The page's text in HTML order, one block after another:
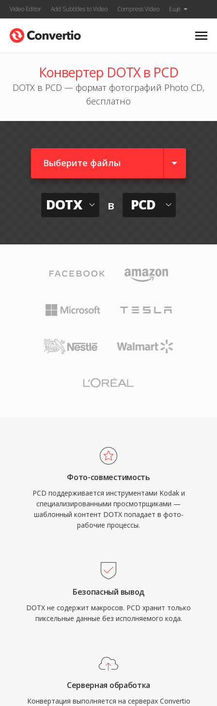
Video Editor Add Subtitles to Video Compress Video Ещё
Конвертер DOTX в PCD
DOTX в PCD — формат фотографий Photo CD,
бесплатно
Выберите файлы
DOTX в PCD
Фото-совместимость
PCD поддерживается инструментами Kodak и
специализированными просмотрщиками —
шаблонный контент DOTX попадает в фото-
рабочие процессы.
Безопасный вывод
DOTX не содержит макросов. PCD хранит только
пиксельные данные без исполняемого кода.
Серверная обработка
Конвертация выполняется на серверах Convertio